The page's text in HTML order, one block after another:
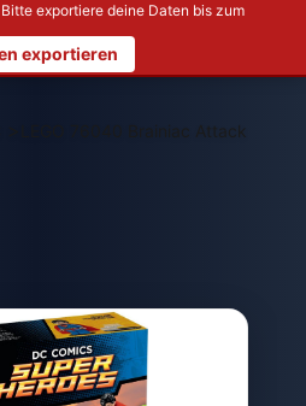
exportiere deine Daten bis zum
exportieren
LEGO 76040 Brainiac Attack